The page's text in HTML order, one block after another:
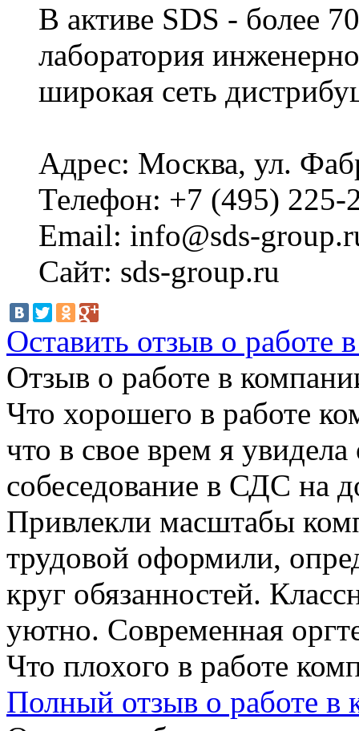
В активе SDS - более
лаборатория
широкая сеть
Адрес: Москва, ул.
Телефон: +7 (495) 225-
Email: info@sds-
Сайт: sds-group.ru
Оставить отзыв о работе
Отзыв о работе в
Что хорошего в работе
что в свое врем я
собеседование в СДС на
Привлекли масштабы
трудовой оформили,
круг обязанностей.
уютно. Современная
Что плохого в работе
Полный отзыв о работе в